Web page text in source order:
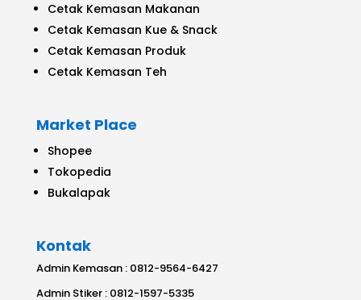
Cetak Kemasan Makanan
Cetak Kemasan Kue & Snack
Cetak Kemasan Produk
Cetak Kemasan Teh
Market Place
Shopee
Tokopedia
Bukalapak
Kontak
Admin Kemasan : 0812-9564-6427
Admin Stiker : 0812-1597-5335